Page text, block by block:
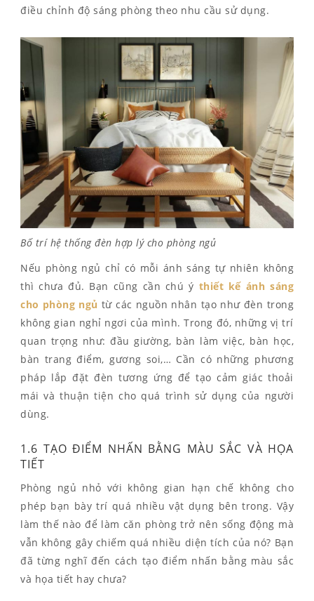
điều chỉnh độ sáng phòng theo nhu cầu sử dụng.
Bố trí hệ thống đèn hợp lý cho phòng ngủ
Nếu phòng ngủ chỉ có mỗi ánh sáng tự nhiên không
thì chưa đủ. Bạn cũng cần chú ý thiết kế ánh sáng
cho phòng ngủ từ các nguồn nhân tạo như đèn trong
không gian nghỉ ngơi của mình. Trong đó, những vị trí
quan trọng như: đầu giường, bàn làm việc, bàn học,
bàn trang điểm, gương soi,… Cần có những phương
pháp lắp đặt đèn tương ứng để tạo cảm giác thoải
mái và thuận tiện cho quá trình sử dụng của người
dùng.
1.6 TẠO ĐIỂM NHẤN BẰNG MÀU SẮC VÀ HỌA
TIẾT
Phòng ngủ nhỏ với không gian hạn chế không cho
phép bạn bày trí quá nhiều vật dụng bên trong. Vậy
làm thế nào để làm căn phòng trở nên sống động mà
vẫn không gây chiếm quá nhiều diện tích của nó? Bạn
đã từng nghĩ đến cách tạo điểm nhấn bằng màu sắc
và họa tiết hay chưa?